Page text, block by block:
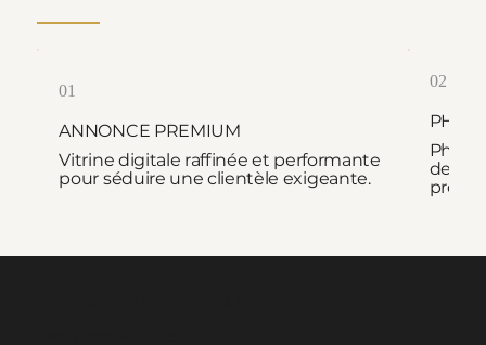
01
ANNONCE PREMIUM
Vitrine digitale raffinée et performante
pour séduire une clientèle exigeante.
02
de